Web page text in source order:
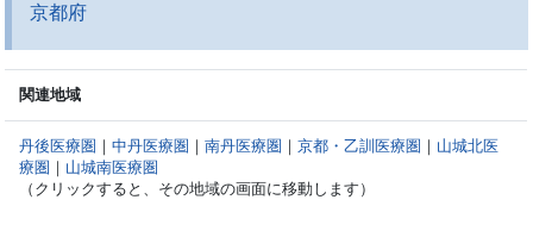
京都府
関連地域
丹後医療圏 ｜中丹医療圏 ｜南丹医療圏 ｜京都・乙訓医療圏 ｜ 山城北医
療圏 ｜ 山城南医療圏
（クリックすると、その地域の画面に移動します）